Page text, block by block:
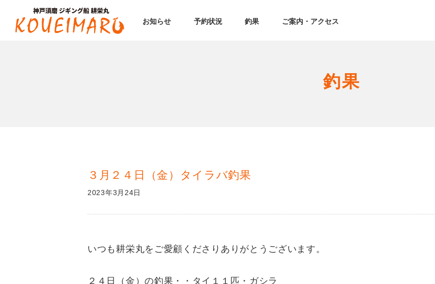
お知らせ 予約状況 釣果 ご案内・アクセス
釣果
３月２４日（金）タイラバ釣果
2023年3月24日
いつも耕栄丸をご愛顧くださりありがとうございます。
２４日（金）の釣果・・タイ１１匹・ガシラ